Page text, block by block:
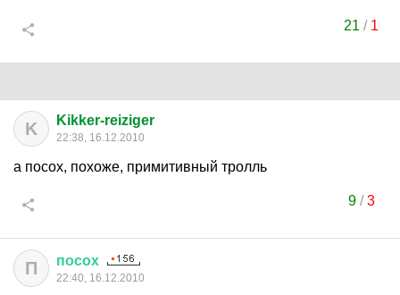
21 / 1
K Kikker-reiziger
22:38, 16.12.2010
а посох, похоже, примитивный тролль
9/3
П посох
22:40, 16.12.2010